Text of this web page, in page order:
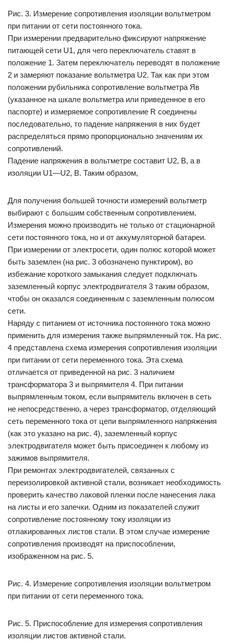
Рис. 3. Измерение сопротивления изоляции вольтметром
при питании от сети постоянного тока.
При измерении предварительно фиксируют напряжение
питающей сети U1, для чего переключатель ставят в
положение 1. Затем переключатель переводят в положение
2 и замеряют показание вольтметра U2. Так как при этом
положении рубильника сопротивление вольтметра Яв
(указанное на шкале вольтметра или приведенное в его
паспорте) и измеряемое сопротивление R соединены
последовательно, то падение напряжения в них будет
распределяться прямо пропорционально значениям их
сопротивлений.
Падение напряжения в вольтметре составит U2, В, а в
изоляции U1—U2, В. Таким образом,
Для получения большей точности измерений вольтметр
выбирают с большим собственным сопротивлением.
Измерения можно производить не только от стационарной
сети постоянного тока, но и от аккумуляторной батареи.
При измерении от электросети, один полюс которой может
быть заземлен (на рис. 3 обозначено пунктиром), во
избежание короткого замыкания следует подключать
заземленный корпус электродвигателя 3 таким образом,
чтобы он оказался соединенным с заземленным полюсом
сети.
Наряду с питанием от источника постоянного тока можно
применить для измерения также выпрямленный ток. На рис.
4 представлена схема измерения сопротивления изоляции
при питании от сети переменного тока. Эта схема
отличается от приведенной на рис. 3 наличием
трансформатора 3 и выпрямителя 4. При питании
выпрямленным током, если выпрямитель включен в сеть
не непосредственно, а через трансформатор, отделяющий
сеть переменного тока от цепи выпрямленного напряжения
(как это указано на рис. 4), заземленный корпус
электродвигателя может быть присоединен к любому из
зажимов выпрямителя.
При ремонтах электродвигателей, связанных с
переизолировкой активной стали, возникает необходимость
проверить качество лаковой пленки после нанесения лака
на листы и его запечки. Одним из показателей служит
сопротивление постоянному току изоляции из
отлакированных листов стали. В этом случае измерение
сопротивления производят на приспособлении,
изображенном на рис. 5.
Рис. 4. Измерение сопротивления изоляции вольтметром
при питании от сети переменного тока.
Рис. 5. Приспособление для измерения сопротивления
изоляции листов активной стали.